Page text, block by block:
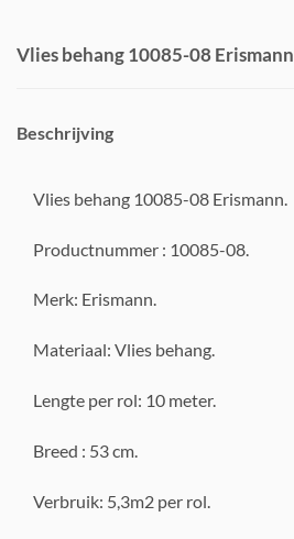
Vlies behang 10085-08 Erismann
Beschrijving
Vlies behang 10085-08 Erismann.
Productnummer : 10085-08.
Merk: Erismann.
Materiaal: Vlies behang.
Lengte per rol: 10 meter.
Breed : 53 cm.
Verbruik: 5,3m2 per rol.